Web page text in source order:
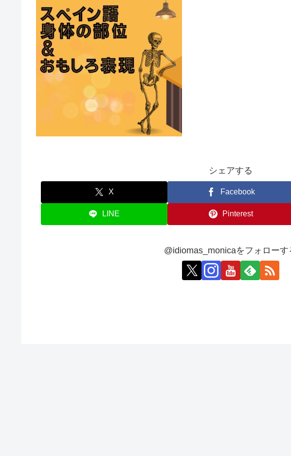
シェアする
X Facebook
LINE Pinterest
@idiomas_monicaをフォローす